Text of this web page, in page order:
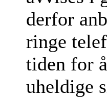
derfor
ringe
tiden for
uheldige